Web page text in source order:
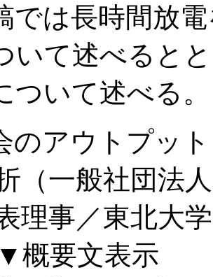
は長時間放
いて述べると
ついて述べる。
のアウトプッ
（一般社団法
理事／東北大
▼概要文表示